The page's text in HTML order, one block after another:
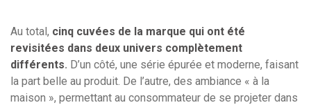
Au total, cinq cuvées de la marque qui ont été
revisitées dans deux univers complètement
différents. D’un côté, une série épurée et moderne, faisant
la part belle au produit. De l’autre, des ambiance « à la
maison », permettant au consommateur de se projeter dans